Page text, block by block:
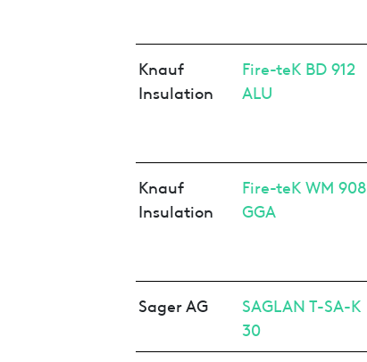
Knauf
Insulation
Fire-teK BD 912
ALU
Knauf
Insulation
Fire-teK WM 908
GGA
Sager AG
SAGLAN T-SA-K
30